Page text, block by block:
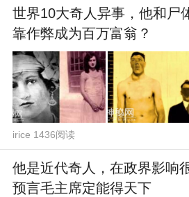
世界10大奇人异事，他和尸
靠作弊成为百万富翁？
irice 1436阅读
他是近代奇人，在政界影响
预言毛主席定能得天下